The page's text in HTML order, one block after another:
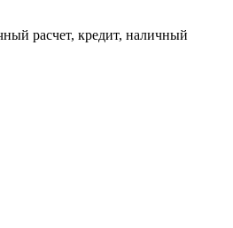
расчет, кредит, наличный